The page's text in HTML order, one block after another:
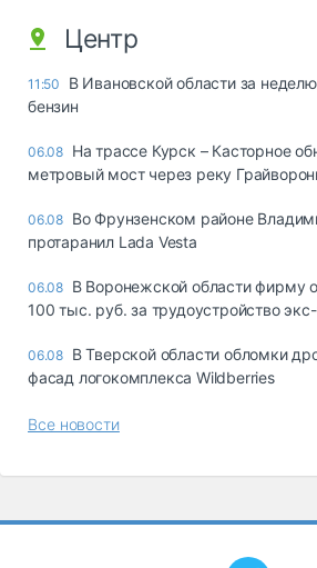
Центр
11:50
В Ивановской области за
бензин
06.08 На трассе Курск – Касторное
метровый мост через реку
06.08 Во Фрунзенском районе
протаранил Lada Vesta
06.08 В Воронежской области фирму
100 тыс. руб. за трудоустройство
06.08 В Тверской области обломки
фасад логокомплекса Wildberries
Все новости